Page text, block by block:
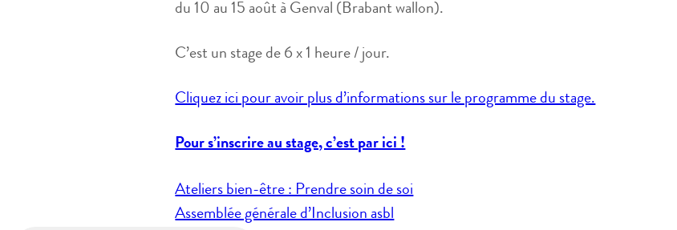
du 10 au 15 août à Genval (Brabant wallon).
C’est un stage de 6 x 1 heure / jour.
Cliquez ici pour avoir plus d’informations sur le programme du stage.
Pour s’inscrire au stage, c’est par ici !
Navigation
de
Ateliers bien-être : Prendre soin de soi
Assemblée générale d’Inclusion asbl